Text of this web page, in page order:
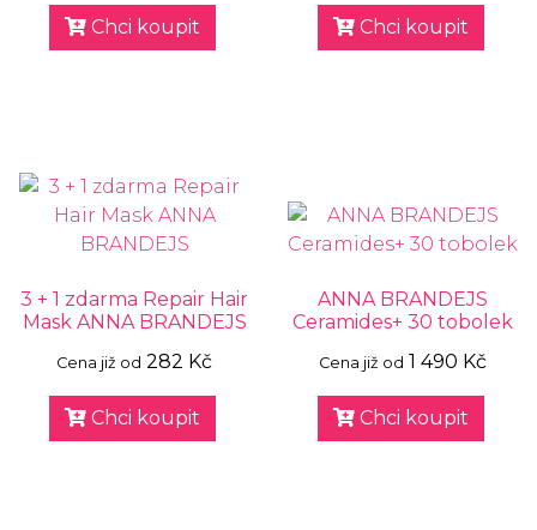
Chci koupit Chci koupit
3 + 1 zdarma Repair Hair
Mask ANNA BRANDEJS
Cena již od 282 Kč
Chci koupit
ANNA BRANDEJS
Ceramides+ 30 tobolek
Cena již od 1 490 Kč
Chci koupit